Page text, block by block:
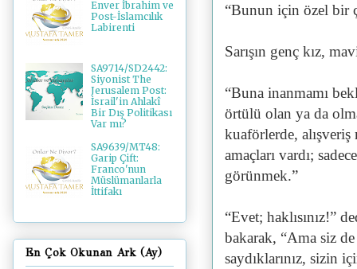
“Bunun için özel bir
Sarışın genç kız,
“Buna inanmamı
örtülü olan ya da
kuaförlerde, alışveriş
amaçları vardı;
görünmek.”
“Evet; haklısınız!”
bakarak, “Ama siz
saydıklarınız, sizin
Enver İbrahim ve
Post-İslamcılık
Labirenti
SA9714/SD2442:
Siyonist The
Jerusalem Post:
İsrail'in Ahlakî
Bir Dış Politikası
Var mı?
SA9639/MT48:
Garip Çift:
Franco'nun
Müslümanlarla
İttifakı
En Çok Okunan Ark (Ay)